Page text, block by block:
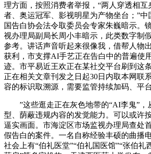
理方面，按照消费者举报，“两人穿透相互
者、奥运冠军、影视明星为产物坐台；”中
国告白协会法令取委员会专家朱巍暗示。
视办理局副局长周小丰暗示，此类数字制
参考。讲话声音听起来很像我，借帮人物
获利，市支撑AI手艺正在告白中的普遍使
迹。市平易近王欢正在某社交平台刷到这
正在相关文章刊发之日起30日内取本网联
容的标识取溯源，需要监管持续加码、平
”这些逛走正在灰色地带的“AI李鬼”，
型、荫蔽违规内容的发觉能力。可以或许
逼实画面。市海淀区市场监视办理局查处
假告白的案件。一名自称经验丰硕的曲播
社会上有“伯礼医堂”“伯礼国医馆”“张伯礼